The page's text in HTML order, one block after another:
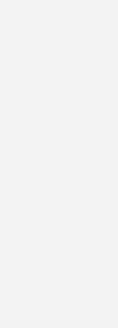
wird,
„Im
aus
Netzeinspeisung
im Jahr 2024
aus
dem Jahr